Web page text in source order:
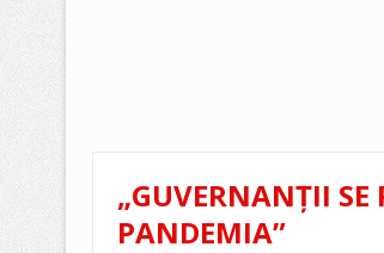
„GUVERNANȚII SE
PANDEMIA”